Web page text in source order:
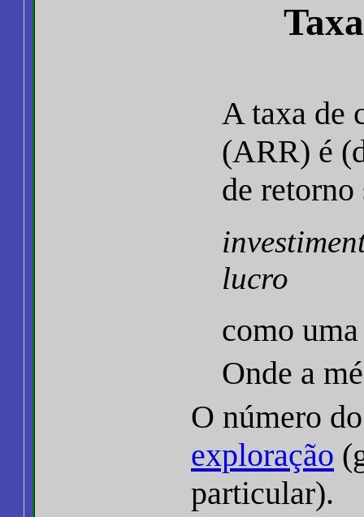
A taxa de
(ARR) é
de
lucro
como
Onde a
O número
exploração
particular).